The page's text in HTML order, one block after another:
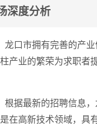
深度分析
龙口市拥有完善的产
产业的繁荣为求职者
根据最新的招聘信息
在高新技术领域，具